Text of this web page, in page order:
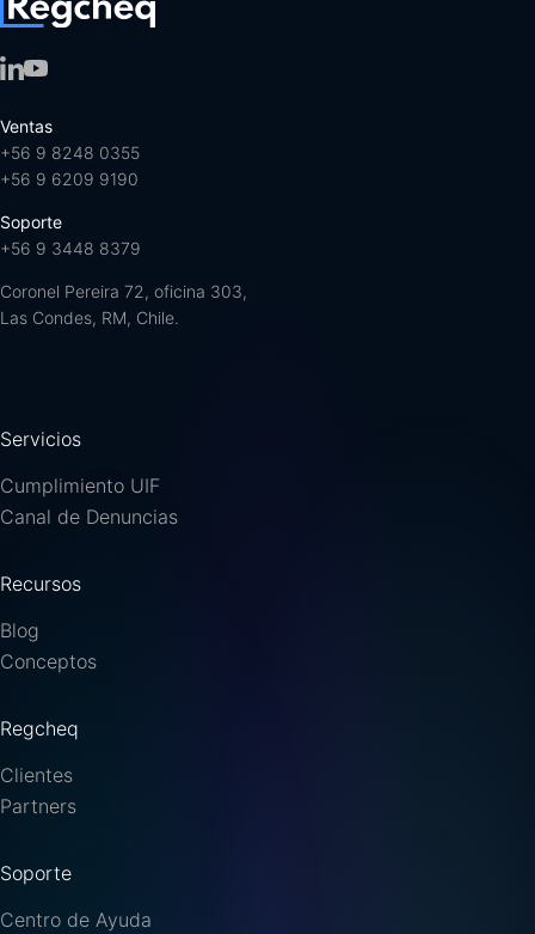
Ventas
+56 9 8248 0355
+56 9 6209 9190
Soporte
+56 9 3448 8379
Coronel Pereira 72, oficina 303,
Las Condes, RM, Chile.
Servicios
Cumplimiento UIF
Canal de Denuncias
Recursos
Blog
Conceptos
Regcheq
Clientes
Partners
Soporte
Centro de Ayuda